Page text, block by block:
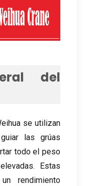
del
se utilizan
las grúas
todo el peso
Estas
rendimiento